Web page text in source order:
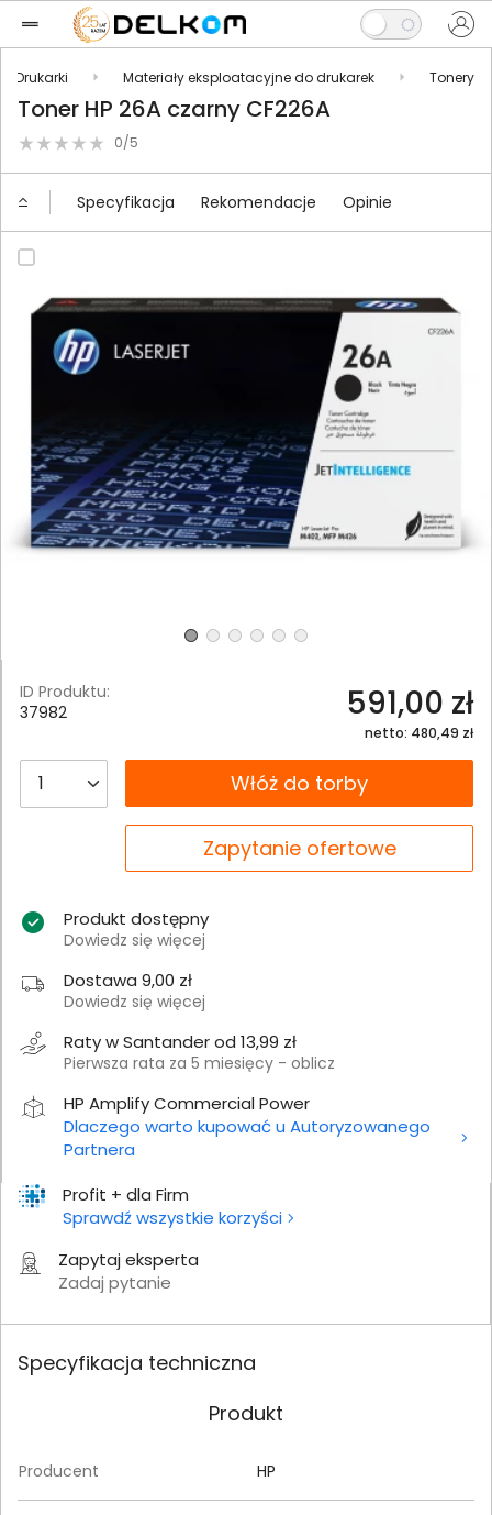
Drukarki Materiały eksploatacyjne do drukarek Tonery
Toner HP 26A czarny CF226A
0/5
Specyfikacja Rekomendacje Opinie
Profit + dla Firm
Sprawdź wszystkie korzyści
Zapytaj eksperta
Zadaj pytanie
ID Produktu:
37982
591,00 zł
netto: 480,49 zł
__B2C.PRODUCT.QUANTITYWłóż do torby
Zapytanie ofertowe
Produkt dostępny
Dowiedz się więcej
Dostawa 9,00 zł
Dowiedz się więcej
Raty w Santander od 13,99 zł
Pierwsza rata za 5 miesięcy - oblicz
HP Amplify Commercial Power
Dlaczego warto kupować u Autoryzowanego
Partnera
Specyfikacja techniczna
Produkt
Producent HP